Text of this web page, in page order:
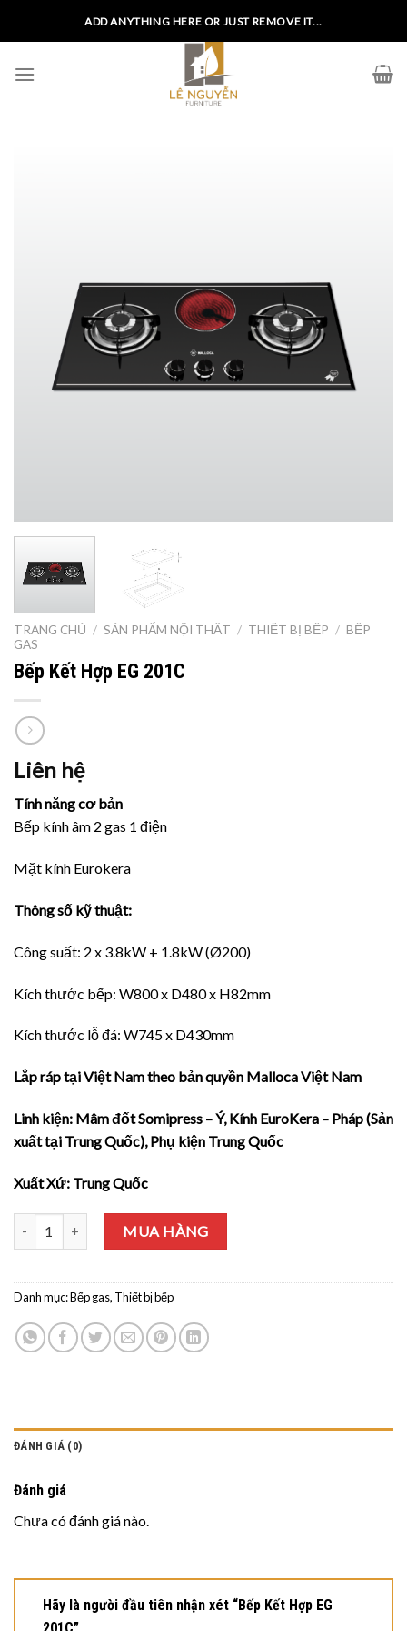
ADD ANYTHING HERE OR JUST REMOVE IT...
TRANG CHỦ / SẢN PHẨM NỘI THẤT / THIẾT BỊ BẾP / BẾP
GAS
Bếp Kết Hợp EG 201C
Liên hệ
Tính năng cơ bản
Bếp kính âm 2 gas 1 điện
Mặt kính Eurokera
Thông số kỹ thuật:
Công suất: 2 x 3.8kW + 1.8kW (Ø200)
Kích thước bếp: W800 x D480 x H82mm
Kích thước lỗ đá: W745 x D430mm
Lắp ráp tại Việt Nam theo bản quyền Malloca Việt Nam
Linh kiện: Mâm đốt Somipress – Ý, Kính EuroKera – Pháp (Sản
xuất tại Trung Quốc), Phụ kiện Trung Quốc
Xuất Xứ: Trung Quốc
Bếp Kết Hợp EG 201C số lượng
MUA HÀNG
Danh mục:Bếp gas, Thiết bị bếp
ĐÁNH GIÁ (0)
Đánh giá
Chưa có đánh giá nào.
Hãy là người đầu tiên nhận xét “Bếp Kết Hợp EG